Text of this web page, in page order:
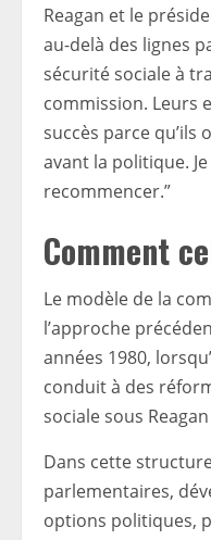
Reagan et le
au-delà des lignes
sécurité sociale à
commission. Leurs
succès parce qu’ils
avant la politique.
recommencer.”
Comment
Le modèle de la
l’approche
années 1980,
conduit à des
sociale sous Reagan
Dans cette
parlementaires,
options politiques,